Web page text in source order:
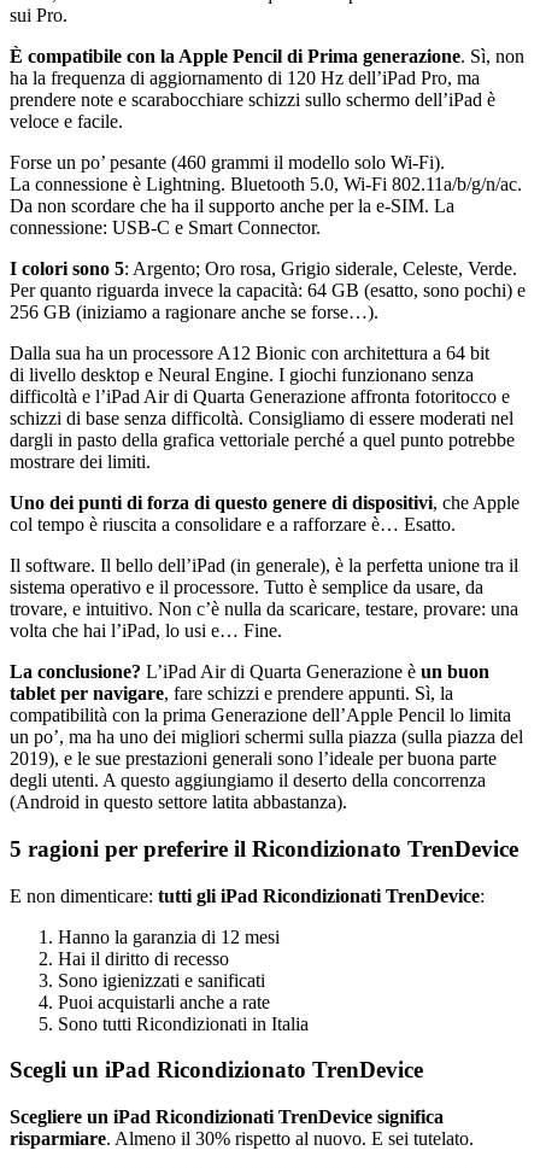
sui Pro.
È compatibile con la Apple Pencil di Prima generazione. Sì, non
ha la frequenza di aggiornamento di 120 Hz dell’iPad Pro, ma
prendere note e scarabocchiare schizzi sullo schermo dell’iPad è
veloce e facile.
Forse un po’ pesante (460 grammi il modello solo Wi-Fi).
La connessione è Lightning. Bluetooth 5.0, Wi-Fi 802.11a/b/g/n/ac.
Da non scordare che ha il supporto anche per la e-SIM. La
connessione: USB-C e Smart Connector.
I colori sono 5: Argento; Oro rosa, Grigio siderale, Celeste, Verde.
Per quanto riguarda invece la capacità: 64 GB (esatto, sono pochi) e
256 GB (iniziamo a ragionare anche se forse…).
Dalla sua ha un processore A12 Bionic con architettura a 64 bit
di livello desktop e Neural Engine. I giochi funzionano senza
difficoltà e l’iPad Air di Quarta Generazione affronta fotoritocco e
schizzi di base senza difficoltà. Consigliamo di essere moderati nel
dargli in pasto della grafica vettoriale perché a quel punto potrebbe
mostrare dei limiti.
Uno dei punti di forza di questo genere di dispositivi, che Apple
col tempo è riuscita a consolidare e a rafforzare è… Esatto.
Il software. Il bello dell’iPad (in generale), è la perfetta unione tra il
sistema operativo e il processore. Tutto è semplice da usare, da
trovare, e intuitivo. Non c’è nulla da scaricare, testare, provare: una
volta che hai l’iPad, lo usi e… Fine.
La conclusione? L’iPad Air di Quarta Generazione è un buon
tablet per navigare, fare schizzi e prendere appunti. Sì, la
compatibilità con la prima Generazione dell’Apple Pencil lo limita
un po’, ma ha uno dei migliori schermi sulla piazza (sulla piazza del
2019), e le sue prestazioni generali sono l’ideale per buona parte
degli utenti. A questo aggiungiamo il deserto della concorrenza
(Android in questo settore latita abbastanza).
5 ragioni per preferire il Ricondizionato TrenDevice
E non dimenticare: tutti gli iPad Ricondizionati TrenDevice:
Hanno la garanzia di 12 mesi
Hai il diritto di recesso
Sono igienizzati e sanificati
Puoi acquistarli anche a rate
Sono tutti Ricondizionati in Italia
Scegli un iPad Ricondizionato TrenDevice
Scegliere un iPad Ricondizionati TrenDevice significa
risparmiare. Almeno il 30% rispetto al nuovo. E sei tutelato.